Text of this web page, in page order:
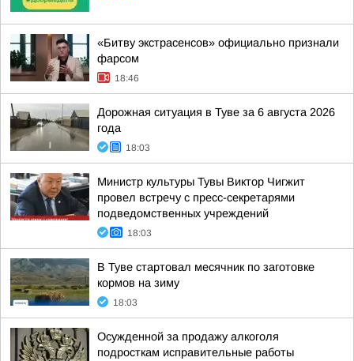
«Битву экстрасенсов» официально признали
фарсом
18:46
Дорожная ситуация в Туве за 6 августа 2026
года
18:03
Министр культуры Тувы Виктор Чигжит
провел встречу с пресс-секретарями
подведомственных учреждений
18:03
В Туве стартовал месячник по заготовке
кормов на зиму
18:03
Осужденной за продажу алкоголя
подросткам исправительные работы